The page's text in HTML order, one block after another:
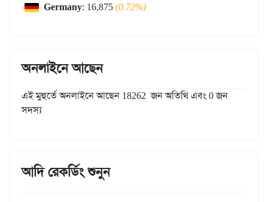
Germany: 16,875(0.72%)
অনলাইনে আছেন
এই মুহুর্তে অনলাইনে আছেন 18262 জন অতিথি এবং 0 জন
সদস্য
আদি রেকর্ডিং শুনুন